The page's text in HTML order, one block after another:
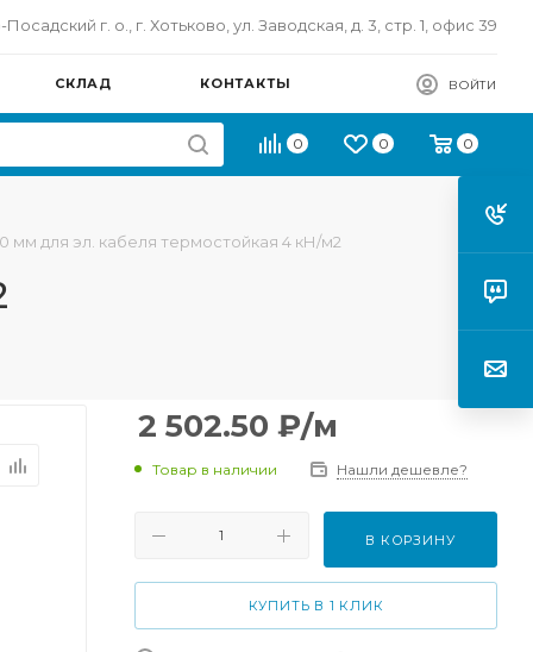
г. о., г. Хотьково, ул. Заводская, д. 3, стр. 1, офис 39
СКЛАД КОНТАКТЫ ВОЙТИ
0 0 0
мм для эл. кабеля термостойкая 4 кН/м2
2 502.50 ₽/м
Товар в наличии Нашли дешевле?
В КОРЗИНУ
КУПИТЬ В 1 КЛИК